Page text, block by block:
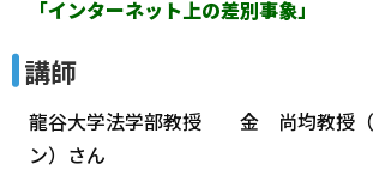
「インターネット上の差別事象」
講師
龍谷大学法学部教授 金 尚均教授
ン）さん